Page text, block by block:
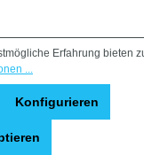
Erfahrung bieten
...
Konfigurieren